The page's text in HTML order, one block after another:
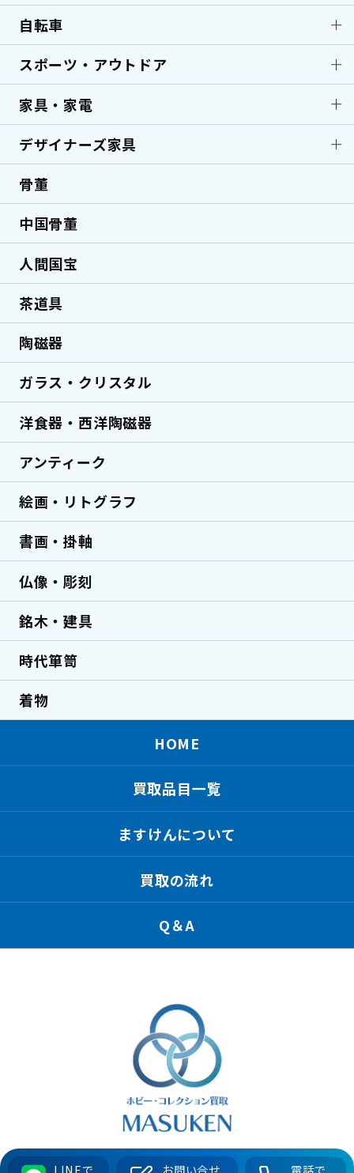
アコースティックギター
洋楽器
サックス
バイオリン
エフェクター
大工道具・電動工具
鉋・かんな
墨壷
天然砥石
小刀・切出
美容師用はさみ
測定器
マルノコ
コンプレッサー
グラインダー／研磨機
ハンマードリル
草刈り機・刈払機
自転車
自転車
クロスバイク
電動アシスト自転車
折りたたみ自転車
マウンテンバイク
ピストバイク
スポーツ・アウトドア
スポーツ・アウトドア
弓道具
サーフボード
家具・家電
家具・家電
洗濯機
マッサージ機
エアコン
ミシン
デザイナーズ家具
デザイナーズ家具
海外ブランド家具
デザイナーズ家具
民芸家具
ミッドセンチュリー家
具
ヴィンテージ家具
骨董
中国骨董
人間国宝
茶道具
陶磁器
ガラス・クリスタル
洋食器・西洋陶磁器
アンティーク
絵画・リトグラフ
書画・掛軸
仏像・彫刻
銘木・建具
時代箪笥
着物
HOME
買取品目一覧
ますけんについて
買取の流れ
Q＆A
ますけん